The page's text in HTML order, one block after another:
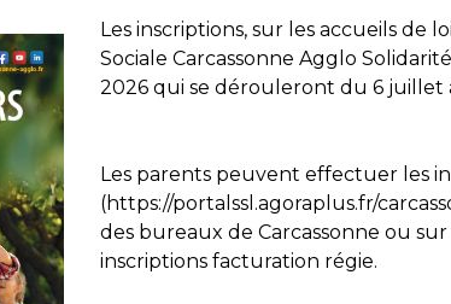
Les inscriptions, sur les accueils de
Sociale Carcassonne Agglo
2026 qui se dérouleront du 6 juillet
Les parents peuvent effectuer les
(https://portalssl.agoraplus.fr/
des bureaux de Carcassonne ou
inscriptions facturation régie.